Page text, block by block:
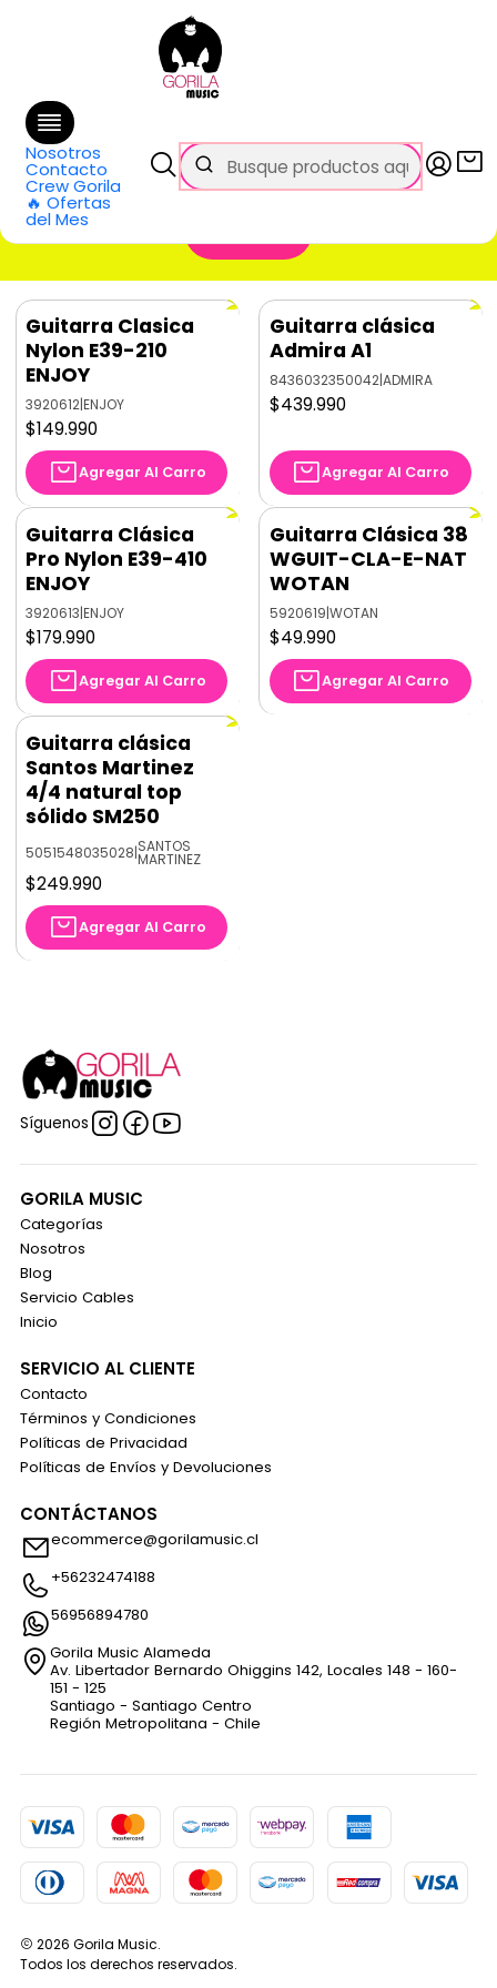
Nosotros
Contacto
Crew Gorila
🔥 Ofertas
del Mes
GRATIS
en Santiago y $99.990 en Regiones
Categorías
Clásica
Filtros
Guitarra Clasica
Nylon E39-210
ENJOY
3920612|ENJOY
$149.990
Agregar Al Carro
Guitarra clásica
Admira A1
8436032350042|ADMIRA
$439.990
Agregar Al Carro
Guitarra Clásica
Pro Nylon E39-410
ENJOY
3920613|ENJOY
$179.990
Agregar Al Carro
Guitarra Clásica 38
WGUIT-CLA-E-NAT
WOTAN
5920619|WOTAN
$49.990
Agregar Al Carro
Guitarra clásica
Santos Martinez
4/4 natural top
sólido SM250
5051548035028|SANTOS
MARTINEZ
$249.990
Agregar Al Carro
Síguenos
GORILA MUSIC
Categorías
Nosotros
Blog
Servicio Cables
Inicio
SERVICIO AL CLIENTE
Contacto
Términos y Condiciones
Políticas de Privacidad
Políticas de Envíos y Devoluciones
CONTÁCTANOS
ecommerce@gorilamusic.cl
+56232474188
56956894780
Gorila Music Alameda
Av. Libertador Bernardo Ohiggins 142, Locales 148 - 160-
151 - 125
Santiago - Santiago Centro
Región Metropolitana - Chile
2026 Gorila Music.
Todos los derechos reservados.